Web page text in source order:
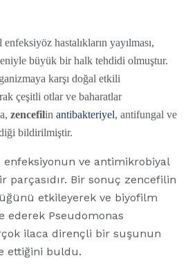
hastalıkların yayılması,
büyük bir halk tehdidi olmuştur.
karşı doğal etkili
çeşitli otlar ve baharatlar
zencefilin antibakteriyel, antifungal ve
bildirilmiştir.
ve antimikrobiyal
parçasıdır. Bir sonuç zencefilin
etkileyerek ve biyofilm
Pseudomonas
ilaca dirençli bir suşunun
ettiğini buldu.